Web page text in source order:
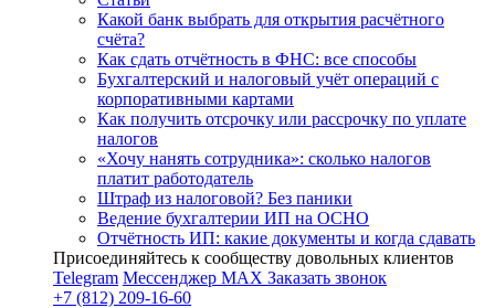
Какой банк выбрать для открытия расчётного
счёта?
Как сдать отчётность в ФНС: все способы
Бухгалтерский и налоговый учёт операций с
корпоративными картами
Как получить отсрочку или рассрочку по уплате
налогов
«Хочу нанять сотрудника»: сколько налогов
платит работодатель
Штраф из налоговой? Без паники
Ведение бухгалтерии ИП на ОСНО
Отчётность ИП: какие документы и когда сдавать
Присоединяйтесь к сообществу довольных клиентов
Telegram Мессенджер MAX Заказать звонок
+7 (812) 209-16-60